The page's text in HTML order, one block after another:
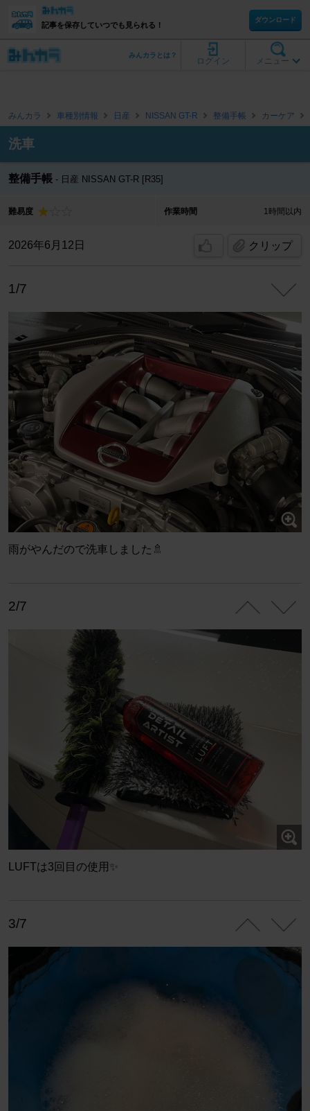
記事を保存していつでも見られる！
ダウンロード
メニュー
ログイン
みんカラとは？
みんカラ 車種別情報 日産 NISSAN GT-R 整備手帳 カーケア
洗車
整備手帳 日産 NISSAN GT-R [R35]
難易度 作業時間 1時間以内
2026年6月12日 クリップ
1/7
雨がやんだので洗車しました🚿
2/7
LUFTは3回目の使用✨
3/7